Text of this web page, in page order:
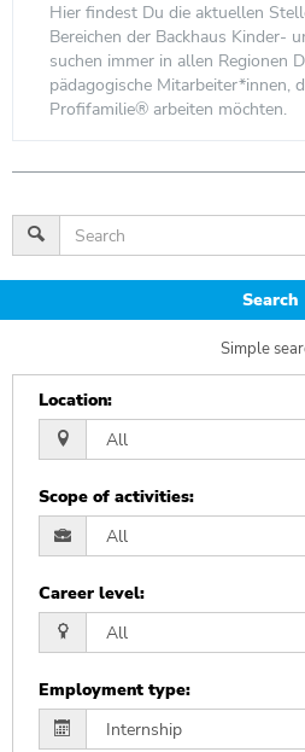
Hier findest Du die aktuellen
Bereichen der Backhaus Kinder-
suchen immer in allen Regionen
pädagogische Mitarbeiter*innen,
Profifamilie® arbeiten möchten.
Search
Simple
Location:
Scope of activities:
Career level:
Employment type: